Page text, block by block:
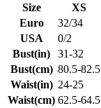
Size XS
Euro
32/34
USA
0/2
Bust(in)
31-32
Bust(cm) 80.5-82.5
Waist(in) 24-25
Waist(cm) 62.5-64.5